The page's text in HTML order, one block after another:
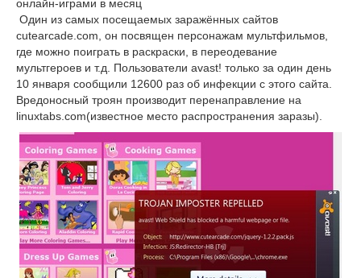
онлайн-играми в месяц
Один из самых посещаемых заражённых сайтов
cutearcade.com, он посвящен персонажам мультфильмов,
где можно поиграть в раскраски, в переодевание
мультгероев и т.д. Пользователи avast! только за один день
10 января сообщили 12600 раз об инфекции с этого сайта.
Вредоносный троян производит перенаправление на
linuxtabs.com(известное место распространения заразы).